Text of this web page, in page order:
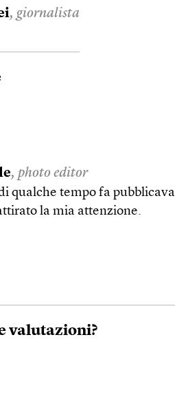
, giornalista
, photo editor
qualche tempo fa pubblicava
la mia attenzione.
valutazioni?